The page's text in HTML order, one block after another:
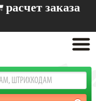
расчет заказа